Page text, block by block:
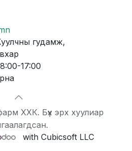
гудамж,
17:00
ХХК. Бүх эрх хуулиар
with Cubicsoft LLC